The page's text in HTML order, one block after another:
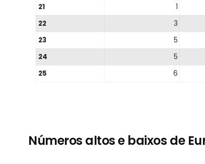
21
1
22
3
23
5
24
5
25
6
Números altos e baixos de